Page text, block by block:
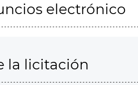
electrónico
la licitación